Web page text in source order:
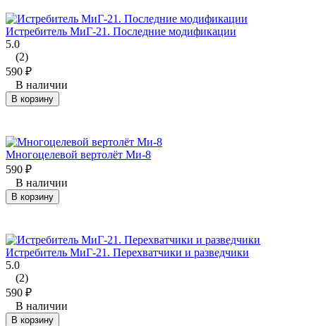
Истребитель МиГ-21. Последние модификации
5.0
(2)
590 ₽
В наличии
В корзину
Многоцелевой вертолёт Ми-8
590 ₽
В наличии
В корзину
Истребитель МиГ-21. Перехватчики и разведчики
5.0
(2)
590 ₽
В наличии
В корзину